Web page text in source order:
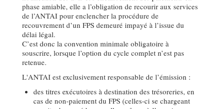
phase amiable, elle a l’obligation de recourir aux services
de l’ANTAI pour enclencher la procédure de
recouvrement d’un FPS demeuré impayé à l’issue du
délai légal.
C’est donc la convention minimale obligatoire à
souscrire, lorsque l’option du cycle complet n’est pas
retenue.
L'ANTAI est exclusivement responsable de l’émission :
des titres exécutoires à destination des trésoreries, en
cas de non-paiement du FPS (celles-ci se chargeant